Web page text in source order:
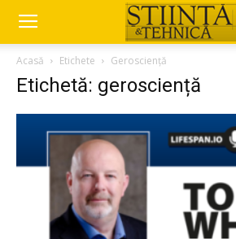
Acasă Etichete Gerosciență
Etichetă: gerosciență